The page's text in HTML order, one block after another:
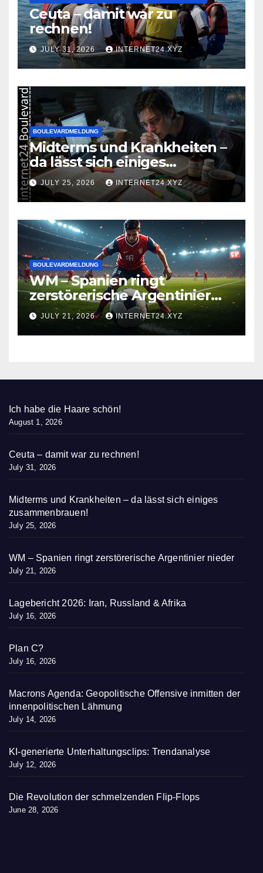
Ceuta – damit war zu
rechnen!
JULY 31, 2026 INTERNET24.XYZ
BOULEVARDMELDUNG
Midterms und Krankheiten –
da lässt sich einiges
zusammenbrauen!
JULY 25, 2026 INTERNET24.XYZ
BOULEVARDMELDUNG
WM – Spanien ringt
zerstörerische Argentinier
nieder
JULY 21, 2026 INTERNET24.XYZ
Ich habe die Haare schön!
August 1, 2026
Ceuta – damit war zu rechnen!
July 31, 2026
Midterms und Krankheiten – da lässt sich einiges
zusammenbrauen!
July 25, 2026
WM – Spanien ringt zerstörerische Argentinier nieder
July 21, 2026
Lagebericht 2026: Iran, Russland & Afrika
July 16, 2026
Plan C?
July 16, 2026
Macrons Agenda: Geopolitische Offensive inmitten der
innenpolitischen Lähmung
July 14, 2026
KI-generierte Unterhaltungsclips: Trendanalyse
July 12, 2026
Die Revolution der schmelzenden Flip-Flops
June 28, 2026